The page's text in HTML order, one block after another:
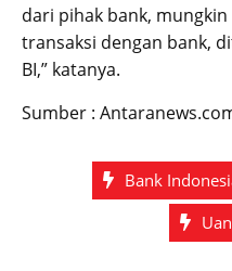
dari pihak bank,
transaksi dengan bank,
BI,” katanya.
Sumber :
Bank